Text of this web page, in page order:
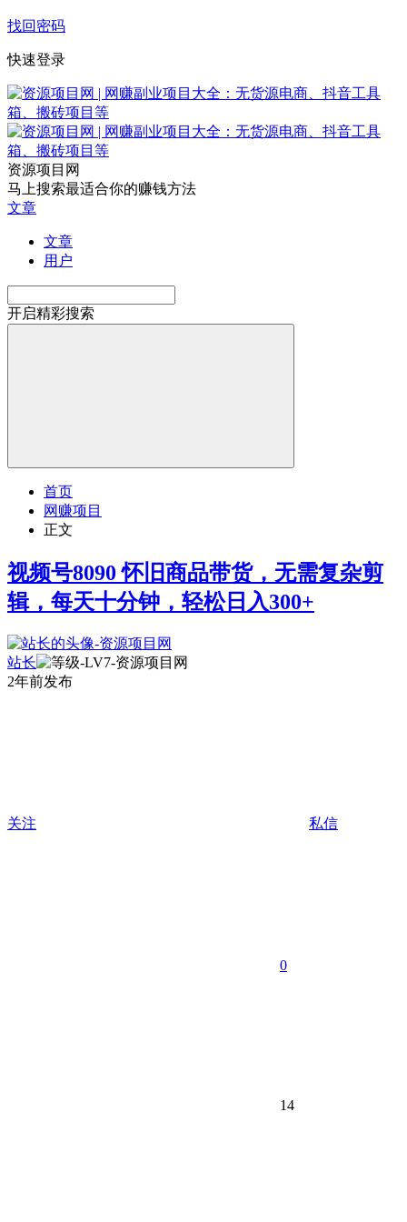
找回密码
快速登录
资源项目网
马上搜索最适合你的赚钱方法
文章
文章
用户
开启精彩搜索
首页
网赚项目
正文
视频号8090 怀旧商品带货，无需复杂剪
辑，每天十分钟，轻松日入300+
站长
2年前发布
关注 私信
0
14